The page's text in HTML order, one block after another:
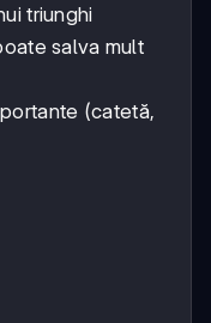
triunghi
salva mult
(catetă,